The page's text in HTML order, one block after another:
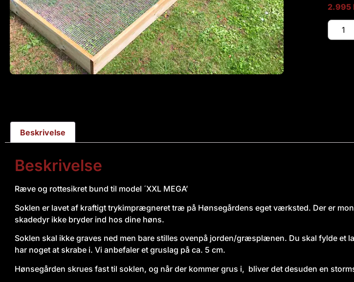
2.995
Beskrivelse
Beskrivelse
Ræve og rottesikret bund til model ´XXL MEGA’
Soklen er lavet af kraftigt trykimprægneret træ på Hønsegårdens eget værksted. Der er
skadedyr ikke bryder ind hos dine høns.
Soklen skal ikke graves ned men bare stilles ovenpå jorden/græsplænen. Du skal fylde et
har noget at skrabe i. Vi anbefaler et gruslag på ca. 5 cm.
Hønsegården skrues fast til soklen, og når der kommer grus i, bliver det desuden en